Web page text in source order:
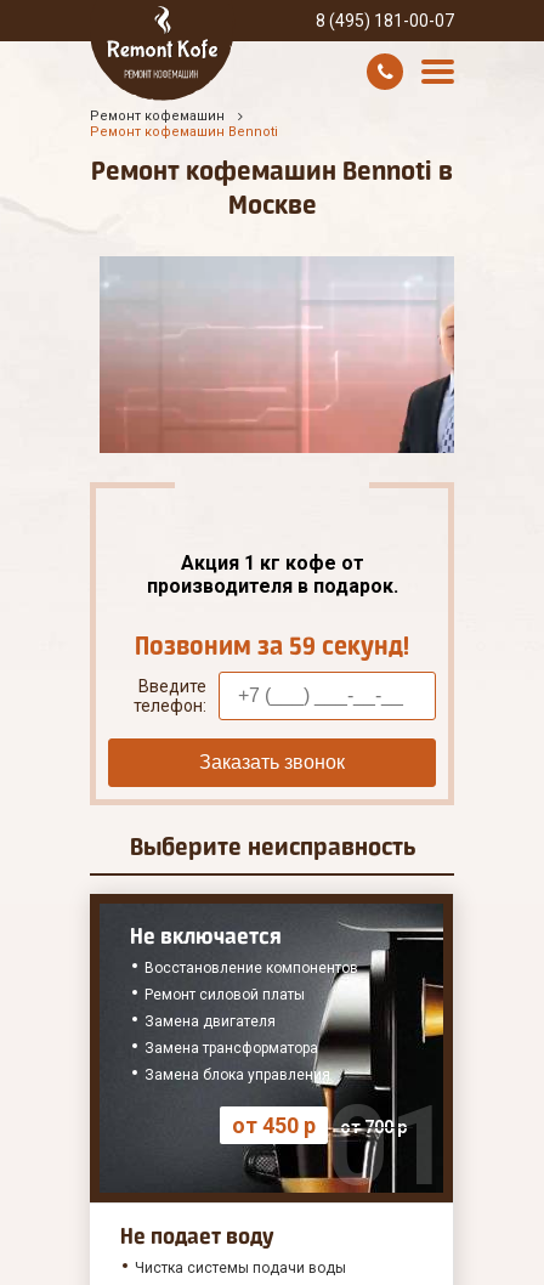
8 (495) 181-00-07
УСЛУГИ И ЦЕНЫ
Ремонт кофемашин
Ремонт кофемашин Bennoti
Ремонт кофемашин Bennoti в
Москве
Акция 1 кг кофе от
производителя в подарок.
Позвоним за 59 секунд!
Введите
телефон:
Заказать звонок
Выберите неисправность
Не включается
Восстановление компонентов
Ремонт силовой платы
Замена двигателя
Замена трансформатора
Замена блока управления
от 450 р от 700 р
Не подает воду
Чистка системы подачи воды